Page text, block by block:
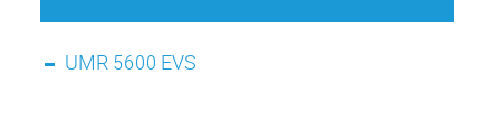
UMR 5600 EVS